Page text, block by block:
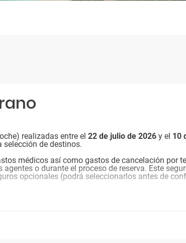
realizadas entre el 22 de julio de 2026 y el 10
selección de destinos.
médicos así como gastos de cancelación por
o durante el proceso de reserva. Este
opcionales (podrá seleccionarlos antes de